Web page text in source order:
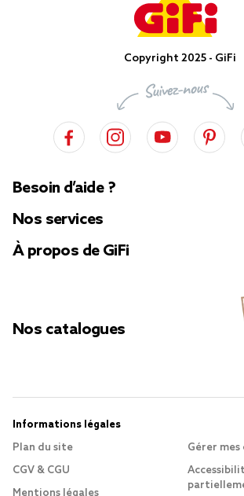
Copyright 2025 - GiFi
Besoin d’aide ?
Nos services
À propos de GiFi
Nos catalogues
Informations légales
Plan du site
CGV & CGU
Mentions légales
Gérer mes